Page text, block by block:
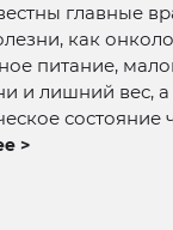
главные
как
питание,
и лишний вес,
состояние
>